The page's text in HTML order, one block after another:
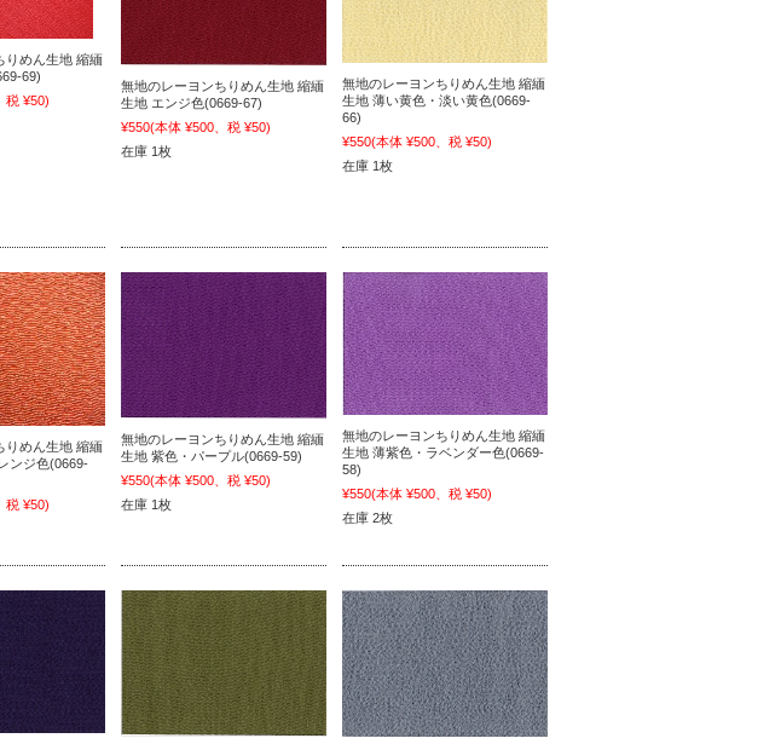
りめん生地 縮緬
69)
税 ¥50)
無地のレーヨンちりめん生地 縮緬
生地 エンジ色(0669-67)
¥550(本体 ¥500、税 ¥50)
在庫 1枚
無地のレーヨンちりめん生地 縮緬
生地 薄い黄色・淡い黄色(0669-
66)
¥550(本体 ¥500、税 ¥50)
在庫 1枚
りめん生地 縮緬
ンジ色(0669-
税 ¥50)
無地のレーヨンちりめん生地 縮緬
生地 紫色・パープル(0669-59)
¥550(本体 ¥500、税 ¥50)
在庫 1枚
無地のレーヨンちりめん生地 縮緬
生地 薄紫色・ラベンダー色(0669-
58)
¥550(本体 ¥500、税 ¥50)
在庫 2枚